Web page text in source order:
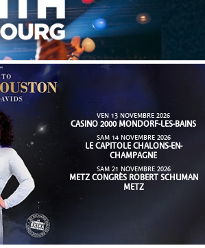
VEN 13 NOVEMBRE 2026
CASINO 2000 MONDORF-LES-BAINS
SAM 14 NOVEMBRE 2026
LE CAPITOLE CHALONS-EN-
CHAMPAGNE
SAM 21 NOVEMBRE 2026
METZ CONGRÈS ROBERT SCHUMAN
METZ